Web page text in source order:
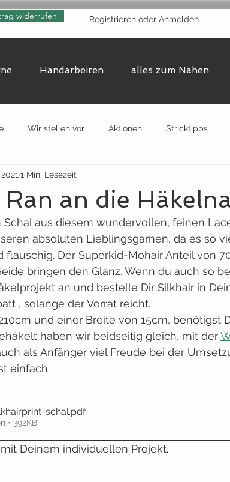
widerrufen Registrieren oder Anmelden
Handarbeiten alles zum Nähen
Wir stellen vor Aktionen Stricktipps
an die
1 Min. Lesezeit
Schal aus diesem wundervollen, feinen
absoluten Lieblingsgarnen, da es so
flauschig. Der Superkid-Mohair Anteil von
bringen den Glanz. Wenn du auch so
an und bestelle Dir Silkhair in
, solange der Vorrat reicht.
und einer Breite von 15cm, benötigst
haben wir beidseitig gleich, mit der
als Anfänger viel Freude bei der
einfach.
schal.pdf
• 392KB
Deinem individuellen Projekt.